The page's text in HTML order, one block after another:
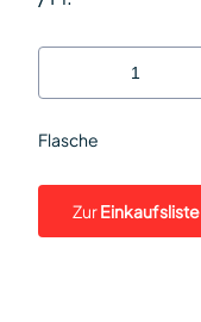
Flasche
ZurEinkaufsliste